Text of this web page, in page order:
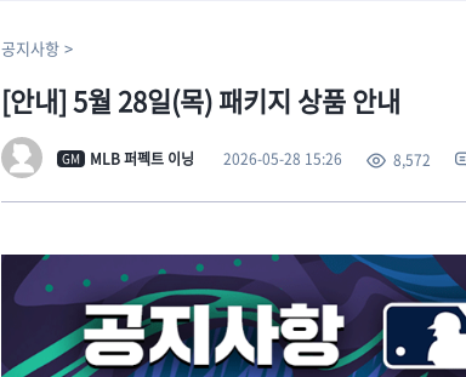
공지사항
[안내] 5월 28일(목) 패키지 상품 안내
GM MLB 퍼펙트 이닝 2026-05-28 15:26 8,572